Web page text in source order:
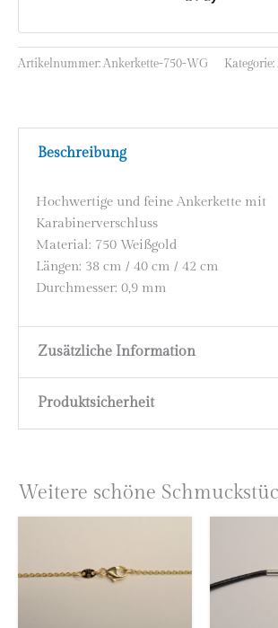
Artikelnummer:Ankerkette-750-WG Kategorie:
Beschreibung
Hochwertige und feine Ankerkette mit
Karabinerverschluss
Material: 750 Weißgold
Längen: 38 cm / 40 cm / 42 cm
Durchmesser: 0,9 mm
Zusätzliche Information
Länge
Produktsicherheit
Franziskusstraße 2
75175 Pforzheim
Weitere schöne